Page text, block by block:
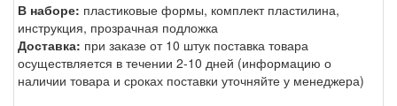
В наборе: пластиковые формы, комплект пластилина,
инструкция, прозрачная подложка
Доставка: при заказе от 10 штук поставка товара
осуществляется в течении 2-10 дней (информацию о
наличии товара и сроках поставки уточняйте у менеджера)